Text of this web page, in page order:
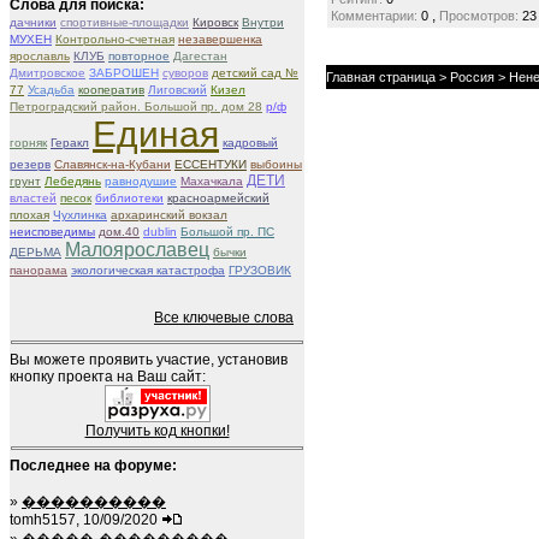
Слова для поиска:
дачники спортивные-площадки Кировск Внутри
МУХЕН Контрольно-счетная незавершенка
ярославль КЛУБ повторное Дагестан
Дмитровское ЗАБРОШЕН суворов детский сад №
77 Усадьба кооператив Лиговский Кизел
Петроградский район. Большой пр. дом 28 р/ф
горняк Геракл Единая кадровый
резерв Славянск-на-Кубани ЕССЕНТУКИ выбоины
грунт Лебедянь равнодушие Махачкала ДЕТИ
властей песок библиотеки красноармейский
плохая Чухлинка архаринский вокзал
неисповедимы дом.40 dublin Большой пр. ПС
ДЕРЬМА Малоярославец бычки
панорама экологическая катастрофа ГРУЗОВИК
Все ключевые слова
Вы можете проявить участие, установив
кнопку проекта на Ваш сайт:
Получить код кнопки!
Последнее на форуме:
» ����������
tomh5157, 10/09/2020
Комментарии: 0 , Просмотров: 23
Главная страница > Россия >